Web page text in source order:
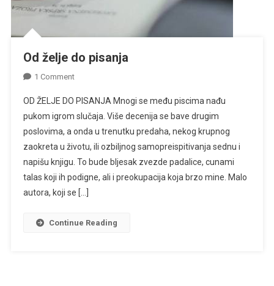
Od želje do pisanja
1 CommentOn
Želje
Do
Pisanja
OD ŽELJE DO PISANJA Mnogi se među piscima nađu
pukom igrom slučaja. Više decenija se bave drugim
poslovima, a onda u trenutku predaha, nekog krupnog
zaokreta u životu, ili ozbiljnog samopreispitivanja sednu i
napišu knjigu. To bude bljesak zvezde padalice, cunami
talas koji ih podigne, ali i preokupacija koja brzo mine. Malo
autora, koji se […]
Continue Reading